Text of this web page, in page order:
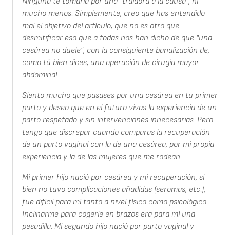
mucho menos. Simplemente, creo que has entendido
mal el objetivo del artículo, que no es otro que
desmitificar eso que a todas nos han dicho de que "una
cesárea no duele", con la consiguiente banalización de,
como tú bien dices, una operación de cirugía mayor
abdominal.
Siento mucho que pasases por una cesárea en tu primer
parto y deseo que en el futuro vivas la experiencia de un
parto respetado y sin intervenciones innecesarias. Pero
tengo que discrepar cuando comparas la recuperación
de un parto vaginal con la de una cesárea, por mi propia
experiencia y la de las mujeres que me rodean.
Mi primer hijo nació por cesárea y mi recuperación, si
bien no tuvo complicaciones añadidas (seromas, etc.),
fue difícil para mí tanto a nivel físico como psicológico.
Inclinarme para cogerle en brazos era para mí una
pesadilla. Mi segundo hijo nació por parto vaginal y